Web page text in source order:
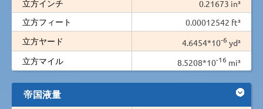
立方インチ
0.21673 in³
立方フィート
0.00012542 ft³
立方ヤード
4.6454*10-6 yd³
立方マイル
8.5208*10-16 mi³
帝国液量